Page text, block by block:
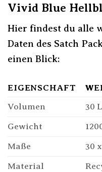
Vivid Blue
Hier findest du alle
Daten des Satch
einen Blick:
EIGENSCHAFT
Volumen
30
Gewicht
Maße 30
Material